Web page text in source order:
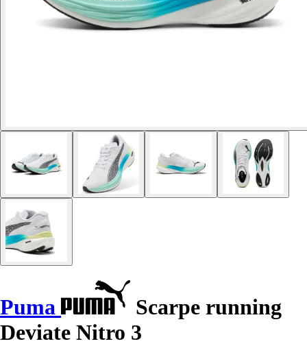
Puma
Scarpe running
Deviate Nitro 3